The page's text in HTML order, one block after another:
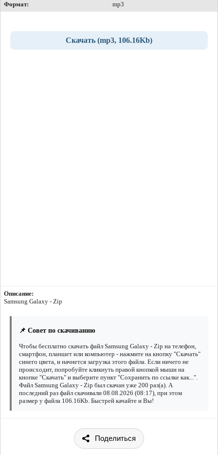
Формат:
mp3
Скачать (mp3, 106.16Kb)
Описание:
Samsung Galaxy - Zip
📌 Совет по скачиванию
Чтобы бесплатно скачать файл Samsung Galaxy - Zip на телефон,
смартфон, планшет или компьютер - нажмите на кнопку "Скачать"
синего цвета, и начнется загрузка этого файла. Если ничего не
происходит, попробуйте кликнуть правой кнопкой мыши на
кнопке "Скачать" и выберите пункт "Сохранить по ссылке как...".
Файл Samsung Galaxy - Zip был скачан уже 200 раз(а). А
последний раз файл скачивали 08.08.2026 (08:17), при этом
размер у файла 106.16Kb. Быстрей качайте и Вы!
Поделиться